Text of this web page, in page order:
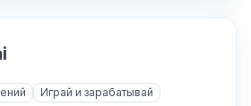
(необязательно)
Играй и зарабатывай